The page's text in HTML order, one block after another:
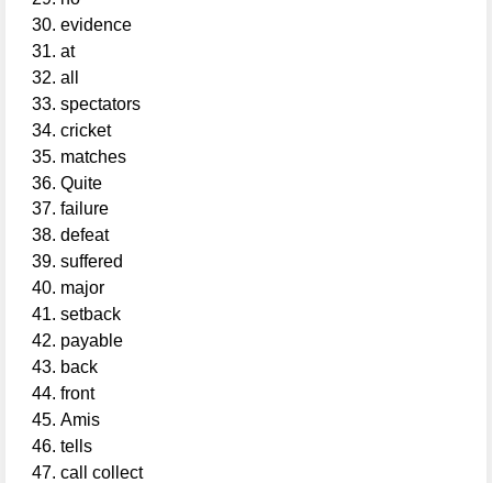
evidence
at
all
spectators
cricket
matches
Quite
failure
defeat
suffered
major
setback
payable
back
front
Amis
tells
call collect